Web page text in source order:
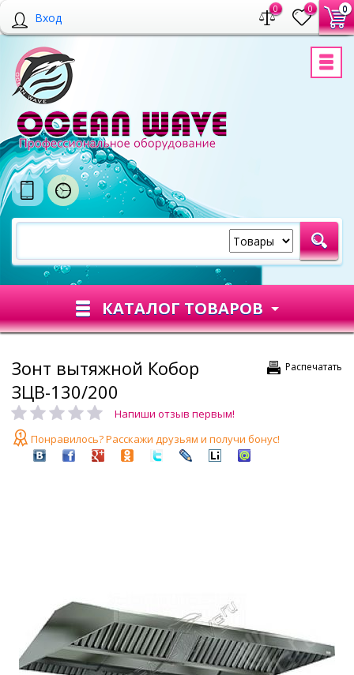
Вход
0 0 0
КАТАЛОГ ТОВАРОВ
Распечатать
Зонт вытяжной Кобор
ЗЦВ-130/200
Напиши отзыв первым!
Понравилось? Расскажи друзьям и получи бонус!